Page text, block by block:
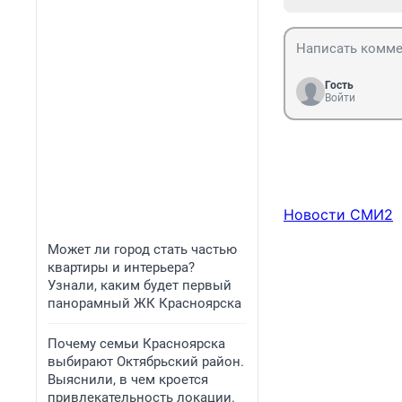
Может ли город стать частью
квартиры и интерьера?
Узнали, каким будет первый
панорамный ЖК Красноярска
Почему семьи Красноярска
выбирают Октябрьский район.
Выяснили, в чем кроется
привлекательность локации.
Гость
Войти
Новости СМИ2